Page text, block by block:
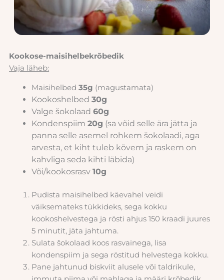
Kookose-maisihelbekrõbedik
Vaja läheb:
Maisihelbed35g (magustamata)
Kookoshelbed30g
Valge šokolaad60g
Kondenspiim20g (sa võid selle ära jätta ja
panna selle asemel rohkem šokolaadi, aga
arvesta, et kiht tuleb kõvem ja raskem on
kahvliga seda kihti läbida)
Või/kookosrasv10g
Pudista maisihelbed käevahel veidi
väiksemateks tükkideks, sega kokku
kookoshelvestega ja rösti ahjus 150 kraadi juures
5 minutit, jäta jahtuma.
Sulata šokolaad koos rasvainega, lisa
kondenspiim ja sega röstitud helvestega kokku.
Pane jahtunud biskviit alusele või taldrikule,